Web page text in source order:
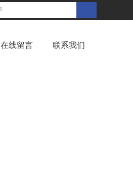
在线留言 联系我们